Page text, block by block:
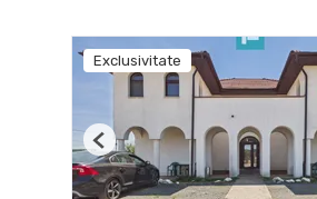
Exclusivitate
Previous